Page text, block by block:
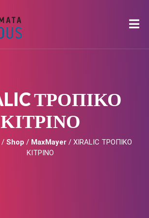
ΤΡΟΠΙΚΟ
ΚΙΤΡΙΝΟ
/ Shop / MaxMayer / XIRALIC ΤΡΟΠΙΚΟ
ΚΙΤΡΙΝΟ